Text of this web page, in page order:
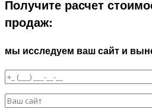
Получите расчет
продаж:
мы исследуем ваш сайт и